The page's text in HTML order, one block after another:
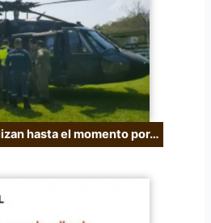
hasta el momento por…